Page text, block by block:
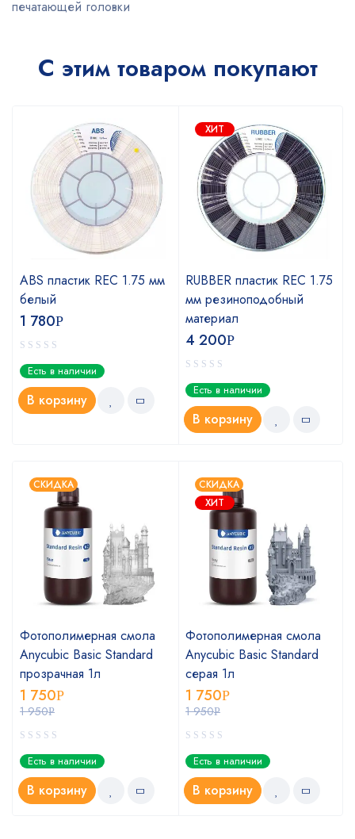
печатающей головки
С этим товаром покупают
ABS пластик REC 1.75 мм
белый
1 780Р
Есть в наличии
В корзину
ХИТ
RUBBER пластик REC 1.75
мм резиноподобный
материал
4 200Р
Есть в наличии
В корзину
СКИДКА
Фотополимерная смола
Anycubic Basic Standard
прозрачная 1л
1 950Р
1 750Р
Есть в наличии
В корзину
СКИДКА
ХИТ
Фотополимерная смола
Anycubic Basic Standard
серая 1л
1 950Р
1 750Р
Есть в наличии
В корзину